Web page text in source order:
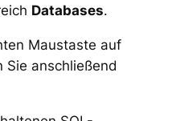
Databases.
Maustaste auf
Sie anschließend